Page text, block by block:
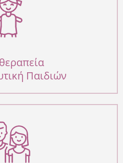
Παιδιών